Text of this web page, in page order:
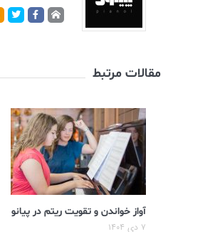
مقالات مرتبط
آواز خواندن و تقویت ریتم در پیانو
۷ دی ۱۴۰۴